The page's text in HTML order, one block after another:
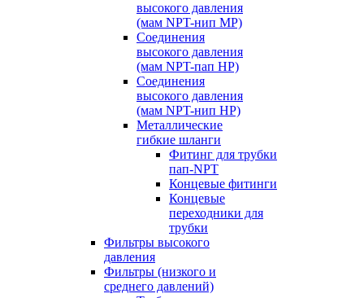
высокого давления
(мам NPT-нип MP)
Соединения
высокого давления
(мам NPT-пап HP)
Соединения
высокого давления
(мам NPT-нип HP)
Металлические
гибкие шланги
Фитинг для трубки
пап-NPT
Концевые фитинги
Концевые
переходники для
трубки
Фильтры высокого
давления
Фильтры (низкого и
среднего давлений)